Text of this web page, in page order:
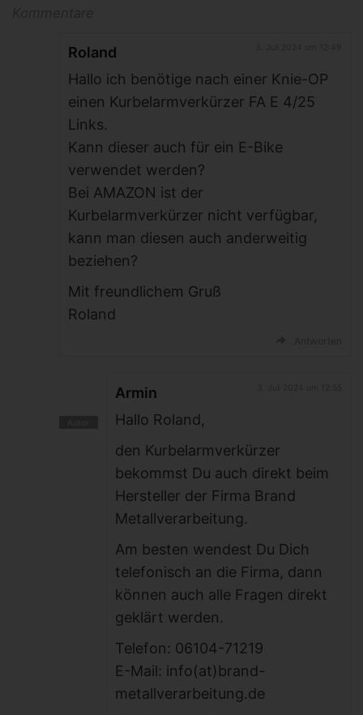
Roland
Hallo ich benötige nach einer Knie-OP
einen Kurbelarmverkürzer FA E 4/25
Links.
Kann dieser auch für ein E-Bike
verwendet werden?
Bei AMAZON ist der
Kurbelarmverkürzer nicht verfügbar,
kann man diesen auch anderweitig
beziehen?
Mit freundlichem Gruß
Roland
Armin
Hallo Roland,
den Kurbelarmverkürzer
bekommst Du auch direkt beim
Hersteller der Firma Brand
Metallverarbeitung.
Am besten wendest Du Dich
telefonisch an die Firma, dann
können auch alle Fragen direkt
geklärt werden.
Telefon: 06104-71219
E-Mail: info(at)brand-
metallverarbeitung.de